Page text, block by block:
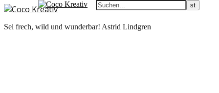
Sei frech, wild und wunderbar! Astrid Lindgren